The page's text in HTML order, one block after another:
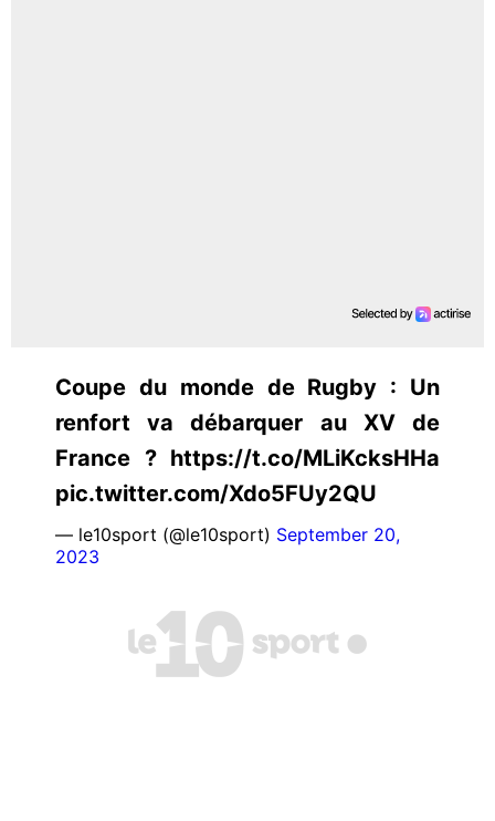
Coupe du monde de Rugby : Un
renfort va débarquer au XV de
France ? https://t.co/MLiKcksHHa
pic.twitter.com/Xdo5FUy2QU
— le10sport (@le10sport) September 20,
2023